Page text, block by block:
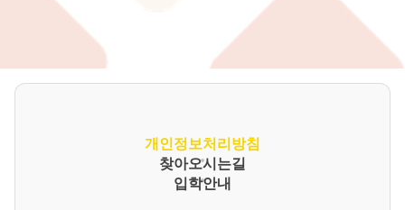
개인정보처리방침
찾아오시는길
입학안내